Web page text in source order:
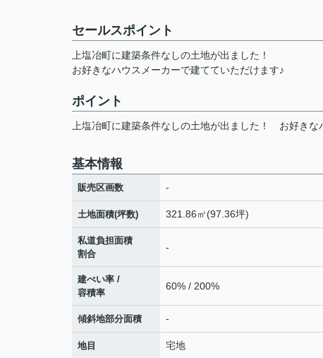
セールスポイント
上塩冶町に建築条件なしの土地が出ました！
お好きなハウスメーカーで建てていただけます♪
ポイント
上塩冶町に建築条件なしの土地が出ました！ お好きな
基本情報
販売区画数 -
土地面積(坪数) 321.86㎡(97.36坪)
私道負担面積
割合
-
建ぺい率 /
容積率
60% / 200%
傾斜地部分面積 -
地目 宅地